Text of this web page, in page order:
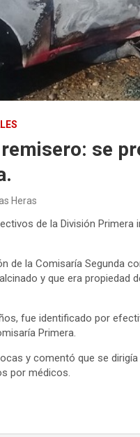
se
Heras
de la División
de la Comisaría Segunda
y que era propiedad
fue identificado por
Primera.
y comentó que se
por médicos.